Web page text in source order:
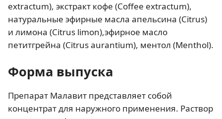
extractum), экстракт кофе (Coffee extractum),
натуральные эфирные масла апельсина (Citrus)
и лимона (Сitrus limon),эфирное масло
петитгрейна (Сitrus aurantium), ментол (Menthol).
Форма выпуска
Препарат Малавит представляет собой
концентрат для наружного применения. Раствор